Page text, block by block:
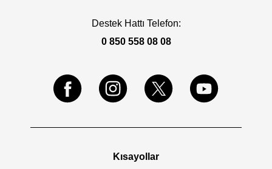
Destek Hattı Telefon:
0 850 558 08 08
Kısayollar